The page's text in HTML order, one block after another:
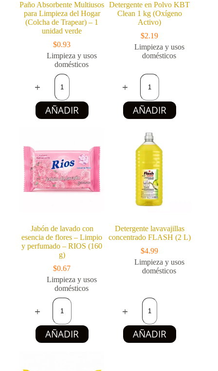
Paño Absorbente Multiusos
para Limpieza del Hogar
(Colcha de Trapear) – 1
unidad verde
$0.93
Limpieza y usos
domésticos
Paño
Absorbente
Multiusos
para
Limpieza
del
Trapear)
–
1
unidad
verde
cantidad
AÑADIR
Detergente en Polvo KBT
Clean 1 kg (Oxígeno
Activo)
$2.19
Limpieza y usos
domésticos
Detergente
Polvo
KBT
Clean
1
(Oxígeno
Activo)
cantidad
AÑADIR
Jabón de lavado con
esencia de flores – Limpio
y perfumado – RIOS (160
g)
$0.67
Limpieza y usos
domésticos
Jabón
lavado
con
esencia
de
AÑADIR
Detergente lavavajillas
concentrado FLASH (2 L)
$4.99
Limpieza y usos
domésticos
Detergente
lavavajillas
concentrado
FLASH
(2
L)
AÑADIR